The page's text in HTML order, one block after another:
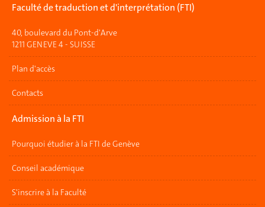
Faculté de traduction et d'interprétation (FTI)
40, boulevard du Pont-d'Arve
1211 GENEVE 4 - SUISSE
Plan d'accès
Contacts
Admission à la FTI
Pourquoi étudier à la FTI de Genève
Conseil académique
S'inscrire à la Faculté